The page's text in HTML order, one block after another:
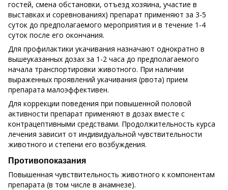
гостей, смена обстановки, отъезд хозяина, участие в
выставках и соревнованиях) препарат применяют за 3-5
суток до предполагаемого мероприятия и в течение 1-4
суток после его окончания.
Для профилактики укачивания назначают однократно в
вышеуказанных дозах за 1-2 часа до предполагаемого
начала транспортировки животного. При наличии
выраженных проявлений укачивания (рвота) прием
препарата малоэффективен.
Для коррекции поведения при повышенной половой
активности препарат применяют в дозах вместе с
контрацептивными средствами. Продолжительность курса
лечения зависит от индивидуальной чувствительности
животного и степени его возбуждения.
Противопоказания
Повышенная чувствительность животного к компонентам
препарата (в том числе в анамнезе).